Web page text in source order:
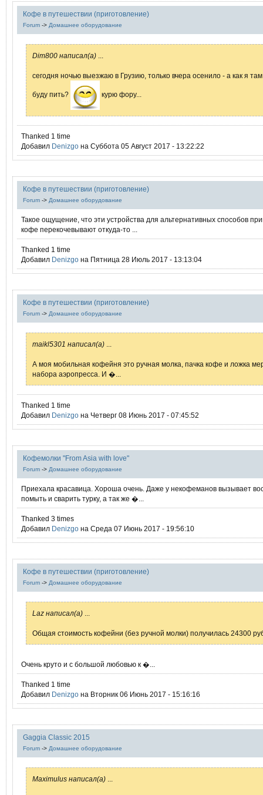
Кофе в путешествии (приготовление)
Forum -> Домашнее оборудование
Dim800 написал(а)
сегодня ночью выезжаю в Грузию, только вчера осенило - а как я
буду пить? курю фору...
Thanked 1 time
Добавил Denizgo на Суббота 05 Август 2017 - 13:22:22
Кофе в путешествии (приготовление)
Forum -> Домашнее оборудование
Такое ощущение, что эти устройства для альтернативных способов
кофе перекочевывают откуда-то ...
Thanked 1 time
Добавил Denizgo на Пятница 28 Июль 2017 - 13:13:04
Кофе в путешествии (приготовление)
Forum -> Домашнее оборудование
maikl5301 написал(а)
А моя мобильная кофейня это ручная молка, пачка кофе и ложка
набора аэропресса. И �...
Thanked 1 time
Добавил Denizgo на Четверг 08 Июнь 2017 - 07:45:52
Кофемолки "From Asia with love"
Forum -> Домашнее оборудование
Приехала красавица. Хороша очень. Даже у некофеманов вызывает
помыть и сварить турку, а так же �...
Thanked 3 times
Добавил Denizgo на Среда 07 Июнь 2017 - 19:56:10
Кофе в путешествии (приготовление)
Forum -> Домашнее оборудование
Laz написал(а)
Общая стоимость кофейни (без ручной молки) получилась 24300
Очень круто и с большой любовью к �...
Thanked 1 time
Добавил Denizgo на Вторник 06 Июнь 2017 - 15:16:16
Gaggia Classic 2015
Forum -> Домашнее оборудование
Maximulus написал(а)